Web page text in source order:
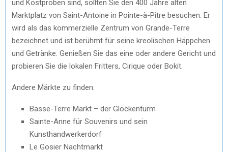
und Kostproben sind, sollten Sie den 400 Jahre alten
Marktplatz von Saint-Antoine in Pointe-à-Pitre besuchen. Er
wird als das kommerzielle Zentrum von Grande-Terre
bezeichnet und ist berühmt für seine kreolischen Häppchen
und Getränke. Genießen Sie das eine oder andere Gericht und
probieren Sie die lokalen Fritters, Cirique oder Bokit.
Andere Märkte zu finden:
Basse-Terre Markt – der Glockenturm
Sainte-Anne für Souvenirs und sein
Kunsthandwerkerdorf
Le Gosier Nachtmarkt